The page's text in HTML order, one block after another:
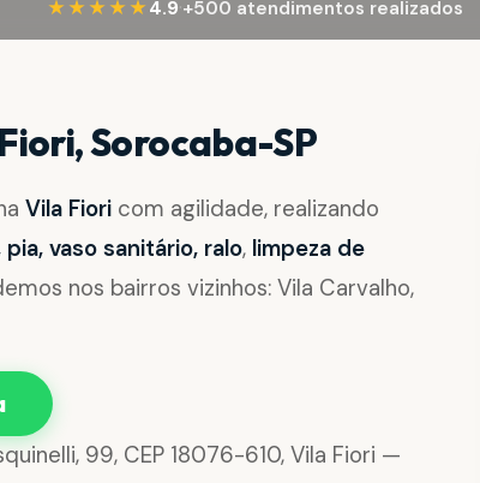
★★★★★ 4.9·+500 atendimentos realizados
Sorocaba-SP
Vila Fiori com agilidade, realizando
vaso sanitário, ralo, limpeza de
nos bairros vizinhos: Vila Carvalho,
99, CEP 18076-610, Vila Fiori —